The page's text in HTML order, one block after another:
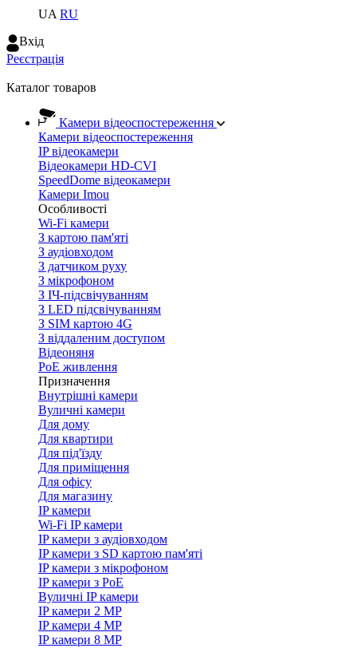
UA RU
Вхiд
Реєстрація
Каталог товаров
Камери відеоспостереження
Камери відеоспостереження
IP відеокамери
Відеокамери HD-CVI
SpeedDome відеокамери
Камери Imou
Особливості
Wi-Fi камери
З картою пам'яті
З аудіовходом
З датчиком руху
З мікрофоном
З ІЧ-підсвічуванням
З LED підсвічуванням
З SIM картою 4G
З віддаленим доступом
Відеоняня
PoE живлення
Призначення
Внутрішні камери
Вуличні камери
Для дому
Для квартири
Для під'їзду
Для приміщення
Для офісу
Для магазину
IP камери
Wi-Fi IP камери
IP камери з аудіовходом
IP камери з SD картою пам'яті
IP камери з мікрофоном
IP камери з PoE
Вуличні IP камери
IP камери 2 MP
IP камери 4 MP
IP камери 8 MP